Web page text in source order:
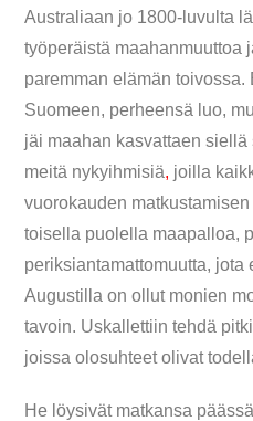
Australiaan jo 1800-luvulta
työperäistä maahanmuuttoa
paremman elämän
Suomeen, perheensä luo,
jäi maahan kasvattaen
meitä nykyihmisiä, joilla
vuorokauden
toisella puolella maapalloa,
periksiantamattomuutta, jota
Augustilla on ollut monien
tavoin. Uskallettiin tehdä
joissa olosuhteet olivat
He löysivät matkansa